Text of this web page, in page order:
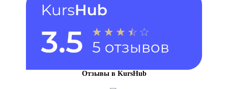
Отзывы в KursHub